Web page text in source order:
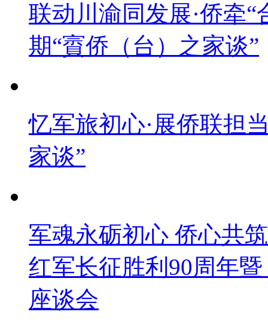
联动川渝同发展·侨牵
期“賨侨（台）之家谈”
忆军旅初心·展侨联担
家谈”
军魂永砺初心 侨心共
红军长征胜利90周年
座谈会